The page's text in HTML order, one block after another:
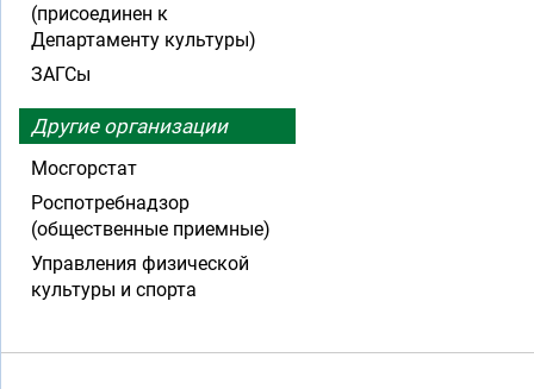
(присоединен к
Департаменту культуры)
ЗАГСы
Другие организации
Мосгорстат
Роспотребнадзор
(общественные приемные)
Управления физической
культуры и спорта